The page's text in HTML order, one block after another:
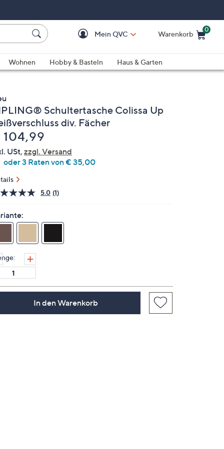
Mein QVC Warenkorb
0
Wohnen Hobby & Basteln
Haus & Garten
Schultertasche Colissa Up
div. Fächer
104,99
USt,zzgl. Versand
oder 3 Raten von € 35,00
5.0 Bewertung
auf
(1)
In den Warenkorb